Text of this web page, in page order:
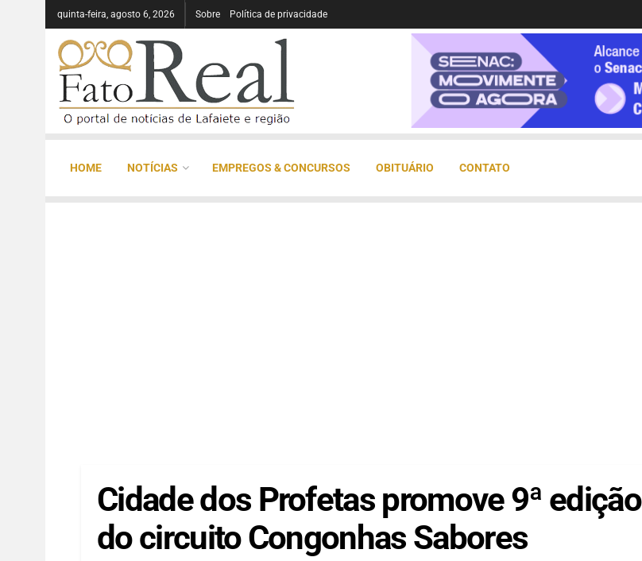
quinta-feira, agosto 6, 2026 Sobre Política de privacidade
HOME NOTÍCIAS EMPREGOS & CONCURSOS OBITUÁRIO CONTATO
Cidade dos Profetas promove 9ª edição
do circuito Congonhas Sabores